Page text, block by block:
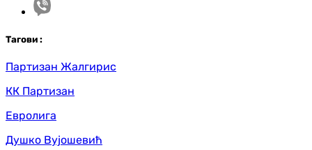
Тагови :
Партизан Жалгирис
КК Партизан
Евролига
Душко Вујошевић